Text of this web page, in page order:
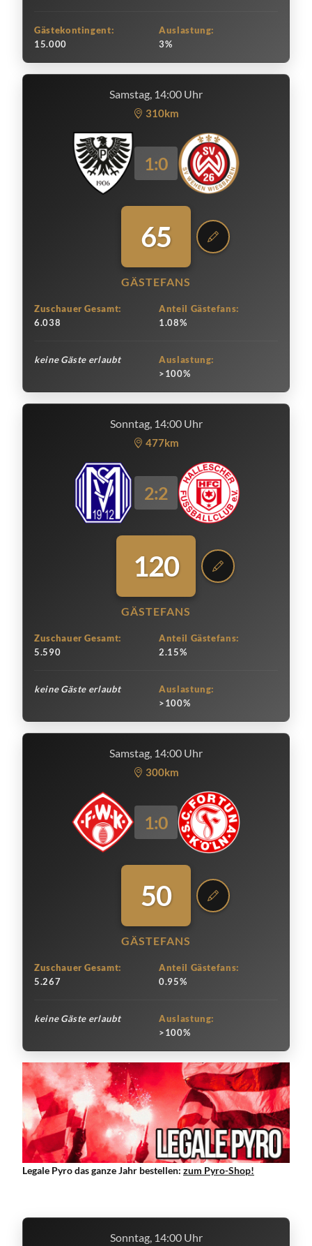
Gästekontingent:
15.000
Auslastung:
3%
Samstag, 14:00 Uhr
310km
1:0
65
GÄSTEFANS
Zuschauer Gesamt:
6.038
Anteil Gästefans:
1.08%
keine Gäste erlaubt
Auslastung:
>100%
Sonntag, 14:00 Uhr
477km
2:2
120
GÄSTEFANS
Zuschauer Gesamt:
5.590
Anteil Gästefans:
2.15%
keine Gäste erlaubt
Auslastung:
>100%
Samstag, 14:00 Uhr
300km
1:0
50
GÄSTEFANS
Zuschauer Gesamt:
5.267
Anteil Gästefans:
0.95%
keine Gäste erlaubt
Auslastung:
>100%
Legale Pyro das ganze Jahr bestellen: zum Pyro-Shop!
Sonntag, 14:00 Uhr